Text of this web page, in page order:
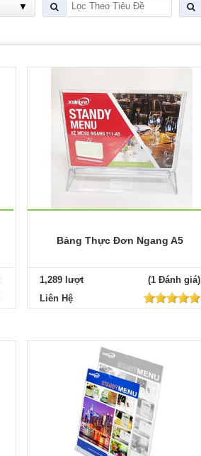
Bảng Thực Đơn Ngang A5
1,289 lượt
(1 Đánh giá)
Liên Hệ